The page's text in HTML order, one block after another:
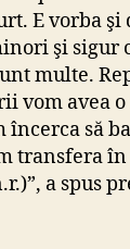
E vorba
şi sigur
multe.
vom avea
să
transfera
a spus